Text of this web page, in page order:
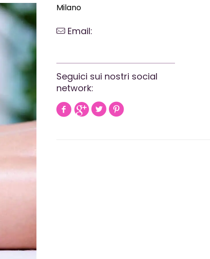
Milano
Email:
Seguici sui nostri social
network: